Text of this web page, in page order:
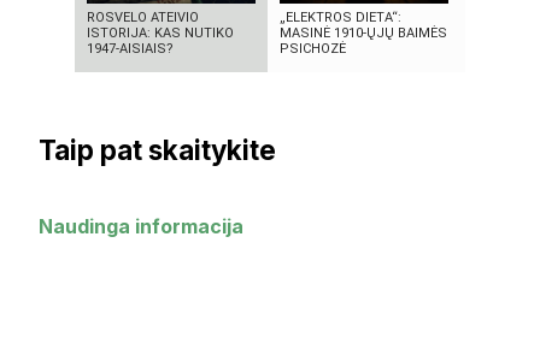
ROSVELO ATEIVIO
ISTORIJA: KAS NUTIKO
1947-AISIAIS?
„ELEKTROS DIETA“:
MASINĖ 1910-ŲJŲ BAIMĖS
PSICHOZĖ
Taip pat skaitykite
Naudinga informacija